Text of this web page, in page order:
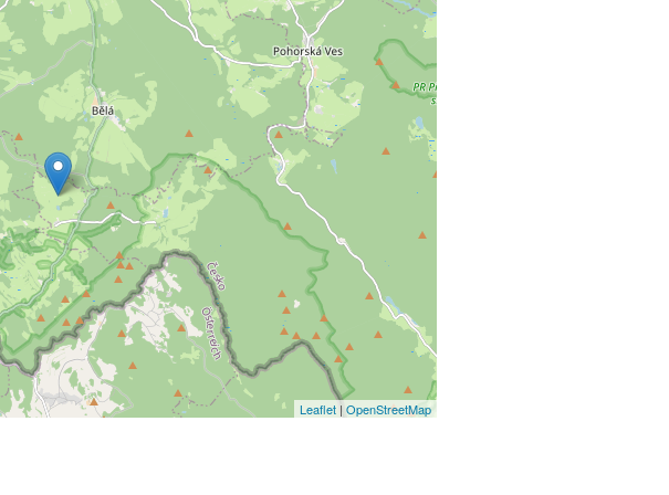
Leaflet| OpenStreetMap